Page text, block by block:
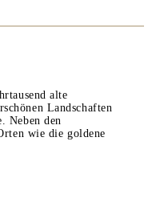
alte
Landschaften
Neben den
wie die goldene